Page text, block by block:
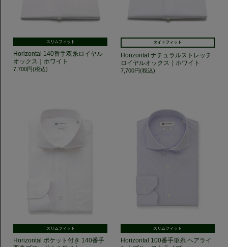
スリムフィット
Horizontal 140番手双糸ロイヤル
オックス｜ホワイト
7,700円(税込)
タイトフィット
Horizontal ナチュラルストレッチ
ロイヤルオックス｜ホワイト
7,700円(税込)
スリムフィット
Horizontal ポケット付き 140番手
スリムフィット
Horizontal 100番手単糸 ヘアライ